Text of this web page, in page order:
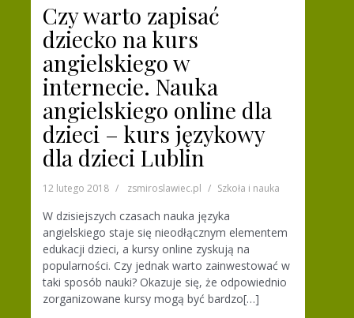
Czy warto zapisać
dziecko na kurs
angielskiego w
internecie. Nauka
angielskiego online dla
dzieci – kurs językowy
dla dzieci Lublin
12 lutego 2018 zsmiroslawiec.pl Szkoła i nauka
W dzisiejszych czasach nauka języka
angielskiego staje się nieodłącznym elementem
edukacji dzieci, a kursy online zyskują na
popularności. Czy jednak warto zainwestować w
taki sposób nauki? Okazuje się, że odpowiednio
zorganizowane kursy mogą być bardzo[…]